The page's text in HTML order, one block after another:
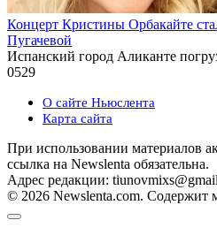
Концерт Кристины Орбакайте
Пугачевой
Испанский город Аликанте
0529
О сайте Ньюслента
Карта сайта
При использовании материалов
ссылка на Newslenta обязательна.
Адрес редакции:
© 2026 Newslenta.com. Содержит